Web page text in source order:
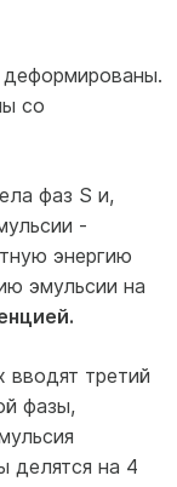
деформированы.
со
фаз S и,
-
энергию
эмульсии на
вводят третий
фазы,
делятся на 4